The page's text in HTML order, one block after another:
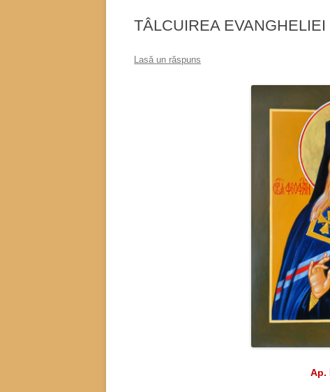
TÂLCUIREA
Lasă un răspuns
Ap.